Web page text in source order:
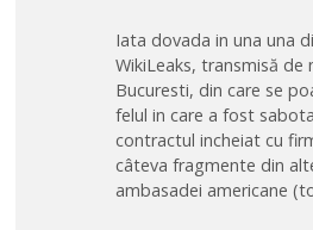
Iata dovada in una una
WikiLeaks, transmisă de
Bucuresti, din care se
felul in care a fost
contractul incheiat cu
câteva fragmente din
ambasadei americane